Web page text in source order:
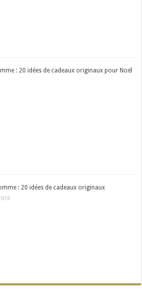
: 20 idées de cadeaux originaux pour Noël
: 20 idées de cadeaux originaux